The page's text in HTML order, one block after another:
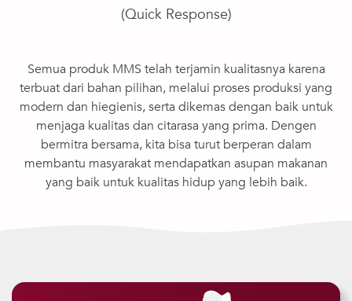
(Quick Response)
Semua produk MMS telah terjamin kualitasnya karena
terbuat dari bahan pilihan, melalui proses produksi yang
modern dan hiegienis, serta dikemas dengan baik untuk
menjaga kualitas dan citarasa yang prima. Dengen
bermitra bersama, kita bisa turut berperan dalam
membantu masyarakat mendapatkan asupan makanan
yang baik untuk kualitas hidup yang lebih baik.